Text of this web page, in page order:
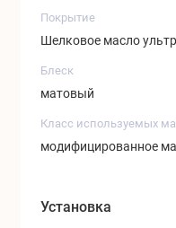
Покрытие
Шелковое масло
Блеск
матовый
Класс используемых
модифицированное
Установка